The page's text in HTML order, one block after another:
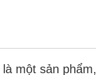
là một sản phẩm,